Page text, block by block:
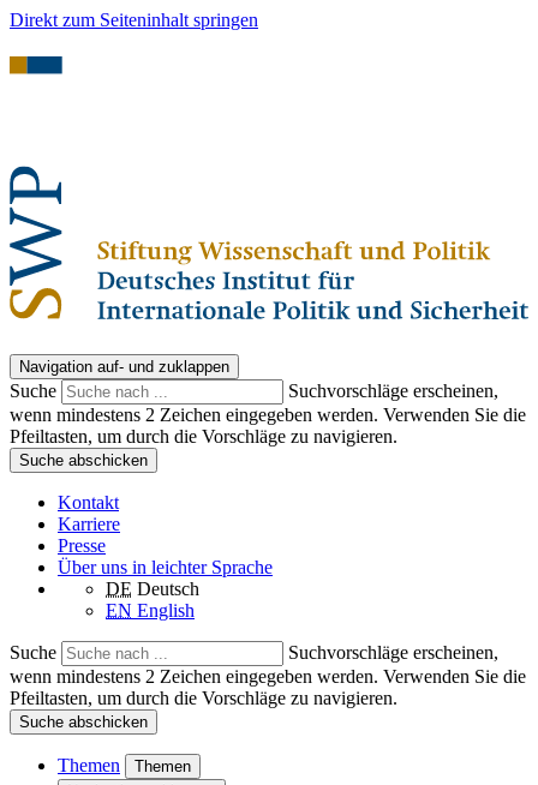
Direkt zum Seiteninhalt springen
Navigation auf- und zuklappen
Suche
Suchvorschläge erscheinen,
wenn mindestens 2 Zeichen eingegeben werden. Verwenden Sie die
Pfeiltasten, um durch die Vorschläge zu navigieren.
Suche abschicken
Kontakt
Karriere
Presse
Über uns in leichter Sprache
DE Deutsch
EN English
Suche
Suchvorschläge erscheinen,
wenn mindestens 2 Zeichen eingegeben werden. Verwenden Sie die
Pfeiltasten, um durch die Vorschläge zu navigieren.
Suche abschicken
Themen
Themen